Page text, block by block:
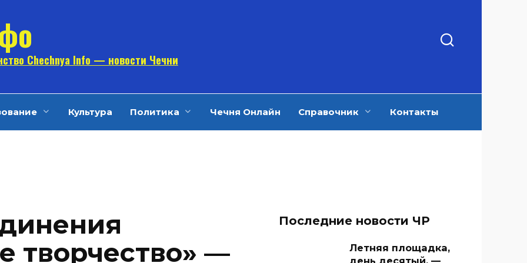
Chechnya Info — новости Чечни
Культура Политика Чечня Онлайн Справочник Контакты
творчество» —
Последние новости ЧР
Летняя площадка,
день десятый. —